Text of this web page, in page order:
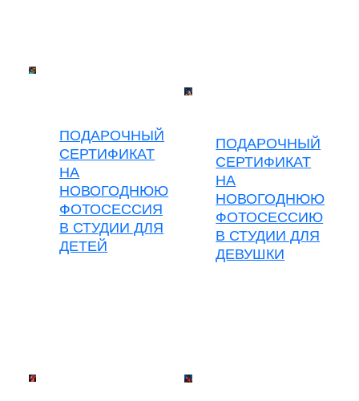
ПОДАРОЧНЫЙ
СЕРТИФИКАТ
НА
НОВОГОДНЮЮ
ФОТОСЕССИЯ
В СТУДИИ ДЛЯ
ДЕТЕЙ
ПОДАРОЧНЫЙ
СЕРТИФИКАТ
НА
НОВОГОДНЮЮ
ФОТОСЕССИЮ
В СТУДИИ ДЛЯ
ДЕВУШКИ